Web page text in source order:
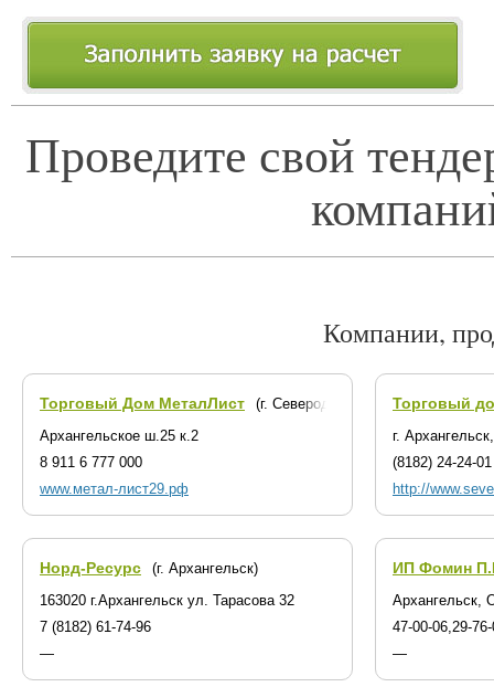
Проведите свой
Компании,
Торговый Дом МеталЛист
(г. Северодвинск)
Архангельское ш.25 к.2
8 911 6 777 000
www.метал-лист29.рф
Торговый
г.
(8182) 24-24-01
http://
Норд-Ресурс
(г. Архангельск)
163020 г.Архангельск ул. Тарасова 32
7 (8182) 61-74-96
—
ИП Фомин
Архангельск,
47-00-06,29-
—